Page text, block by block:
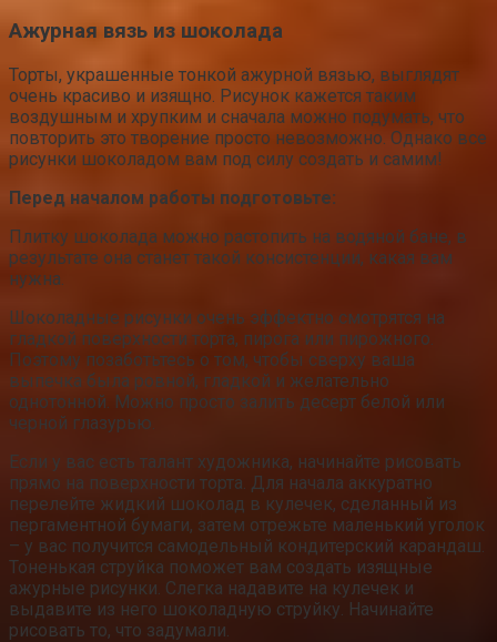
Ажурная вязь из шоколада
Торты, украшенные тонкой ажурной вязью, выглядят
очень красиво и изящно. Рисунок кажется таким
воздушным и хрупким и сначала можно подумать, что
повторить это творение просто невозможно. Однако все
рисунки шоколадом вам под силу создать и самим!
Перед началом работы подготовьте:
Плитку шоколада можно растопить на водяной бане, в
результате она станет такой консистенции, какая вам
нужна.
Шоколадные рисунки очень эффектно смотрятся на
гладкой поверхности торта, пирога или пирожного.
Поэтому позаботьтесь о том, чтобы сверху ваша
выпечка была ровной, гладкой и желательно
однотонной. Можно просто залить десерт белой или
черной глазурью.
Если у вас есть талант художника, начинайте рисовать
прямо на поверхности торта. Для начала аккуратно
перелейте жидкий шоколад в кулечек, сделанный из
пергаментной бумаги, затем отрежьте маленький уголок
– у вас получится самодельный кондитерский карандаш.
Тоненькая струйка поможет вам создать изящные
ажурные рисунки. Слегка надавите на кулечек и
выдавите из него шоколадную струйку. Начинайте
рисовать то, что задумали.